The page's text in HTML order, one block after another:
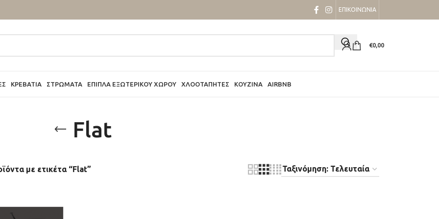
ΕΠΙΚΟΙΝΩΝΙΑ
€0,00
ΚΡΕΒΆΤΙΑ ΣΤΡΏΜΑΤΑ ΈΠΙΠΛΑ ΕΞΩΤΕΡΙΚΟΎ ΧΏΡΟΥ ΧΛΟΟΤΆΠΗΤΕΣ ΚΟΥΖΊΝΑ AIRBNB
Flat
με ετικέτα “Flat”